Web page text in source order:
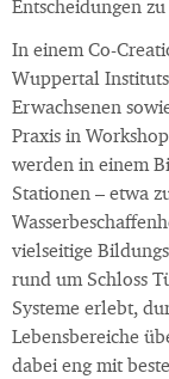
Entscheidungen
In einem Co-
Wuppertal
Erwachsenen
Praxis in
werden in einem
Stationen – etwa
vielseitige
rund um Schloss
Systeme erlebt,
Lebensbereiche
dabei eng mit